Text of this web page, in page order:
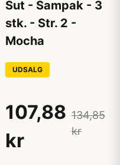
Sut - Sampak - 3
stk. - Str. 2 -
Mocha
UDSALG
107,88
kr
134,85
kr